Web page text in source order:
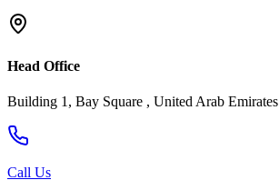
Head Office
Building 1, Bay Square , United Arab Emirates
Call Us